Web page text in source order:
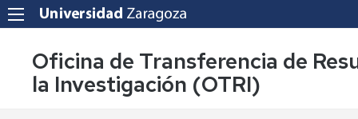
Oficina de Transferencia de
la Investigación (OTRI)